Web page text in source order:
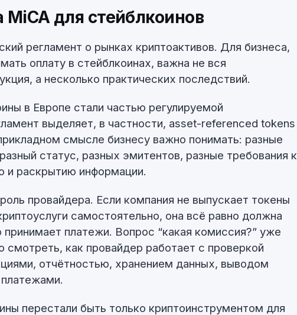
для стейблкоинов
регламент о рынках криптоактивов. Для бизнеса,
оплату в стейблкоинах, важна не вся
а несколько практических последствий.
в Европе стали частью регулируемой
выделяет, в частности, asset-referenced tokens
смысле бизнесу важно понимать: разные
статус, разных эмитентов, разные требования к
и раскрытию информации.
провайдера. Если компания не выпускает токены
самостоятельно, она всё равно должна
принимает платежи. Вопрос “какая комиссия?” уже
смотреть, как провайдер работает с проверкой
отчётностью, хранением данных, выводом
перестали быть только криптоинструментом для